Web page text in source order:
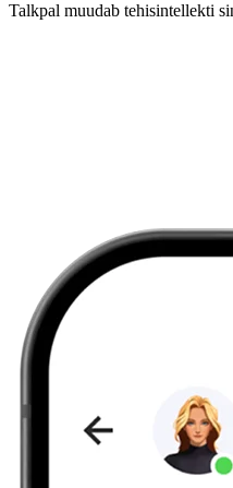
Talkpal muudab tehisintellekti